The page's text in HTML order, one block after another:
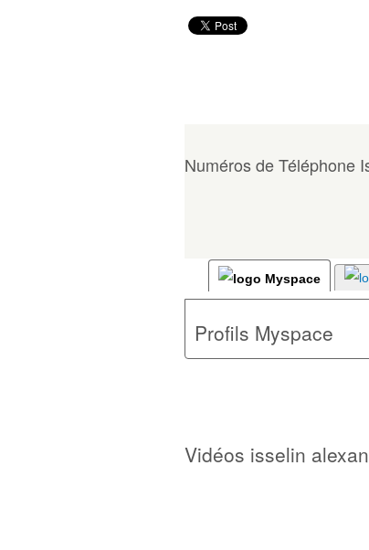
Numéros de Téléphone
Profils Myspace
Vidéos isselin